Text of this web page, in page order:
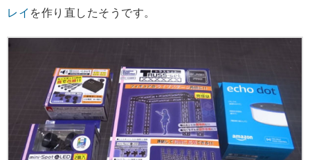
レイ を作り直したそうです。